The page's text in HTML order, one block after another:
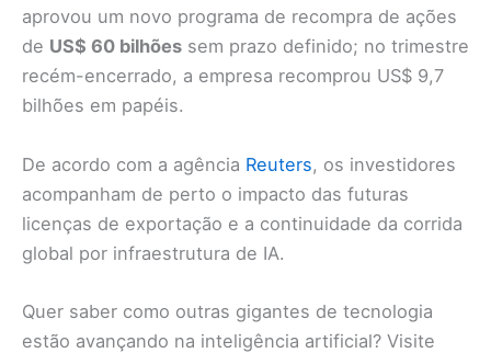
aprovou um novo programa de recompra de ações
de US$ 60 bilhões sem prazo definido; no trimestre
recém-encerrado, a empresa recomprou US$ 9,7
bilhões em papéis.
De acordo com a agência Reuters, os investidores
acompanham de perto o impacto das futuras
licenças de exportação e a continuidade da corrida
global por infraestrutura de IA.
Quer saber como outras gigantes de tecnologia
estão avançando na inteligência artificial? Visite